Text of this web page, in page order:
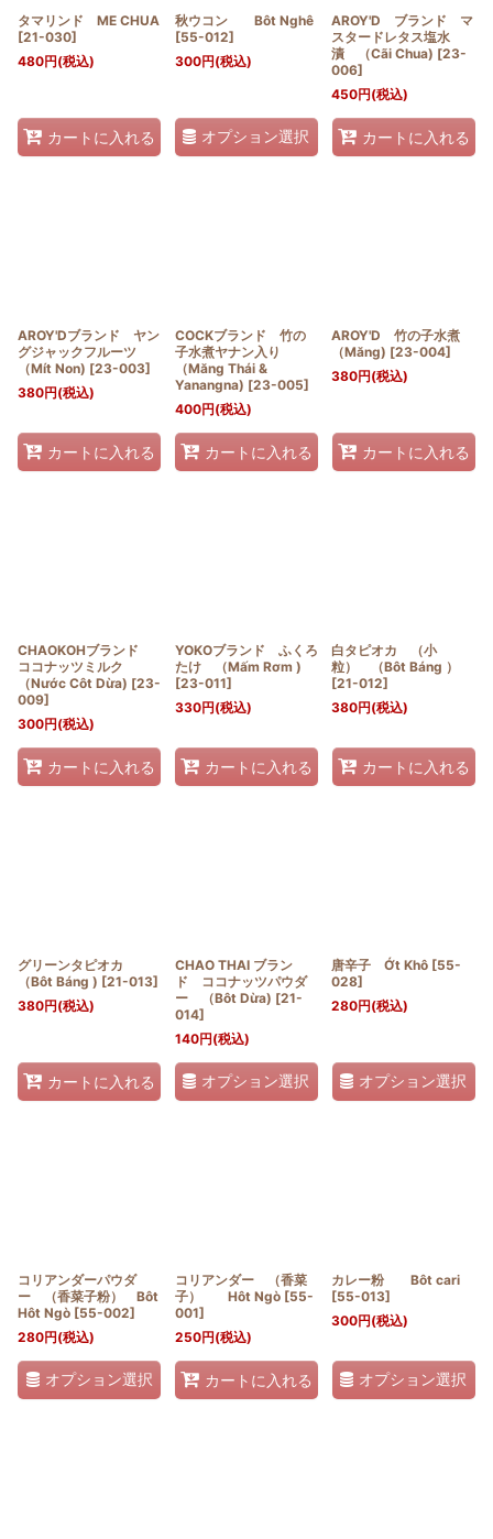
タマリンド ME CHUA
[21-030]
480円(税込)
カートに入れる
秋ウコン Bôt Nghê
[55-012]
300円(税込)
オプション選択
AROY'D ブランド マ
スタードレタス塩水
漬 （Cãi Chua) [23-
006]
450円(税込)
カートに入れる
AROY'Dブランド ヤン
グジャックフルーツ
（Mít Non) [23-003]
380円(税込)
カートに入れる
COCKブランド 竹の
子水煮ヤナン入り
（Măng Thái &
Yanangna) [23-005]
400円(税込)
カートに入れる
AROY'D 竹の子水煮
（Măng) [23-004]
380円(税込)
カートに入れる
CHAOKOHブランド
ココナッツミルク
（Nước Côt Dừa) [23-
009]
300円(税込)
カートに入れる
YOKOブランド ふくろ
たけ （Mấm Rơm )
[23-011]
330円(税込)
カートに入れる
白タピオカ （小
粒） （Bôt Báng ）
[21-012]
380円(税込)
カートに入れる
グリーンタピオカ
（Bôt Báng ) [21-013]
380円(税込)
カートに入れる
CHAO THAI ブラン
ド ココナッツパウダ
ー （Bôt Dừa) [21-
014]
140円(税込)
オプション選択
唐辛子 Ớt Khô [55-
028]
280円(税込)
オプション選択
コリアンダーパウダ
ー （香菜子粉） Bôt
Hôt Ngò [55-002]
280円(税込)
オプション選択
コリアンダー （香菜
子） Hôt Ngò [55-
001]
250円(税込)
カートに入れる
カレー粉 Bôt cari
[55-013]
300円(税込)
オプション選択